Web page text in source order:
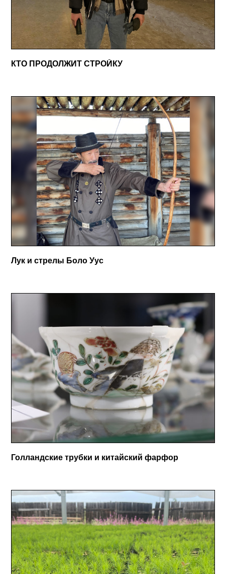
КТО ПРОДОЛЖИТ СТРОЙКУ
Лук и стрелы Боло Уус
Голландские трубки и китайский фарфор